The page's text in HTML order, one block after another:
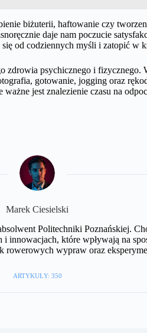
biżuterii, haftowanie czy
daje nam poczucie
od codziennych myśli i zatopić w
zdrowia psychicznego i
gotowanie, jogging oraz
jest znalezienie czasu na
Marek Ciesielski
Politechniki Poznańskiej.
innowacjach, które wpływają na
rowerowych wypraw oraz
ARTYKUŁY: 350